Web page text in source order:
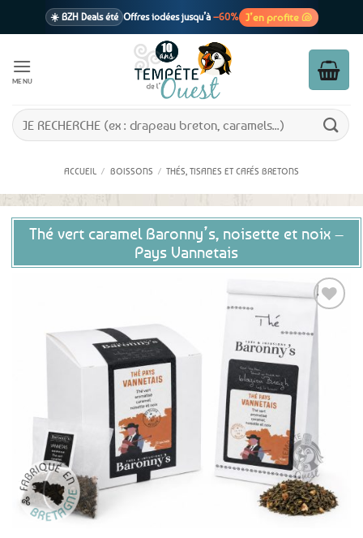
☀️ BZH Deals été Offres iodées jusqu’à –60% J’en profite 🐚
1 cadeau offertdès 39€ d’achats
En point relais dès 3,95€ seulement
MENU
Recherche
pour :
ACCUEIL / BOISSONS / THÉS, TISANES ET CAFÉS BRETONS
Thé vert caramel Baronny’s, noisette et noix –
Pays Vannetais